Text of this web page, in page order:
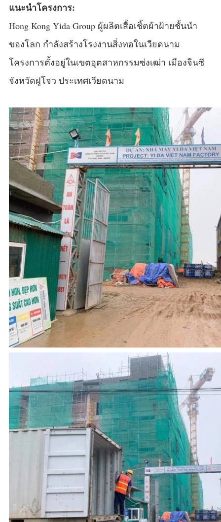
แนะนำโครงการ:
Hong Kong Yida Group ผู้ผลิตเสื้อเชิ้ตผ้าฝ้ายชั้นนำ
ของโลก กำลังสร้างโรงงานสิ่งทอในเวียดนาม
โครงการตั้งอยู่ในเขตอุตสาหกรรมซ่งเฒ่า เมืองจินซี
จังหวัดฝูโจว ประเทศเวียดนาม